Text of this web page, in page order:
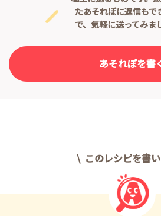
たあそれぽに返信もで
で、気軽に送ってみま
あそれぽを書
このレシピを書